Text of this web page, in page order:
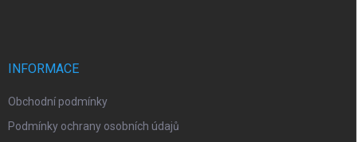
INFORMACE
Obchodní podmínky
Podmínky ochrany osobních údajů